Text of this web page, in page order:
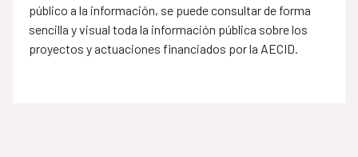
público a la información, se puede consultar de forma
sencilla y visual toda la información pública sobre los
proyectos y actuaciones financiados por la AECID.